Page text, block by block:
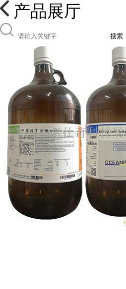
产品展厅
搜索